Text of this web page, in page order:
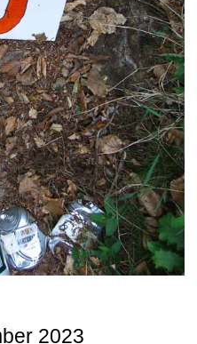
2023